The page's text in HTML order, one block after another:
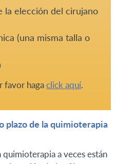
elección del cirujano
(una misma talla o
favor hagaclick aquí.
plazo de la quimioterapia
a veces están